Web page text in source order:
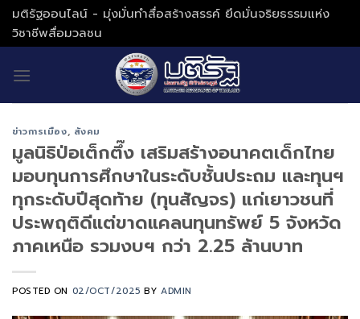
Skip
to
content
มติรัฐออนไลน์ - มุ่งมั่นทำสื่อสร้างสรรค์ ยึดมั่นจริยธรรมแห่ง
วิชาชีพสื่อมวลชน
ข่าวการเมือง, สังคม
มูลนิธิป่อเต็กตึ๊ง เสริมสร้างอนาคตเด็กไทย
มอบทุนการศึกษาในระดับชั้นประถม และทุนฯ
ทุกระดับปีสุดท้าย (ทุนสัญจร) แก่เยาวชนที่
ประพฤติดีแต่ขาดแคลนทุนทรัพย์ 5 จังหวัด
ภาคเหนือ รวมงบฯ กว่า 2.25 ล้านบาท
POSTED ON 02/OCT/2025 BYADMIN